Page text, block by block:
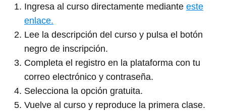
Ingresa al curso directamente mediante este
enlace.
Lee la descripción del curso y pulsa el botón
negro de inscripción.
Completa el registro en la plataforma con tu
correo electrónico y contraseña.
Selecciona la opción gratuita.
Vuelve al curso y reproduce la primera clase.